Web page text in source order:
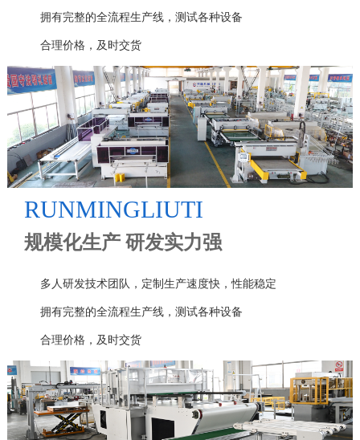
拥有完整的全流程生产线，测试各种设备
合理价格，及时交货
RUNMINGLIUTI
规模化生产 研发实力强
多人研发技术团队，定制生产速度快，性能稳定
拥有完整的全流程生产线，测试各种设备
合理价格，及时交货